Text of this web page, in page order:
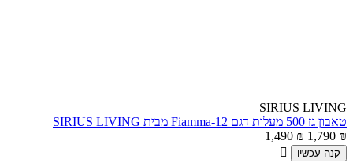
SIRIUS LIVING
טאבון גז 500 מעלות דגם Fiamma-12 מבית SIRIUS LIVING
1,790 ₪
1,490 ₪
קנה עכשיו
